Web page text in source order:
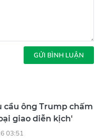
GỬI BÌNH LUẬN
cầu ông Trump chấm
giao diễn kịch'
03:51